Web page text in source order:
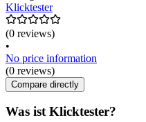
Klicktester
(0 reviews)
•
No price information
(0 reviews)
Compare directly
Was ist Klicktester?